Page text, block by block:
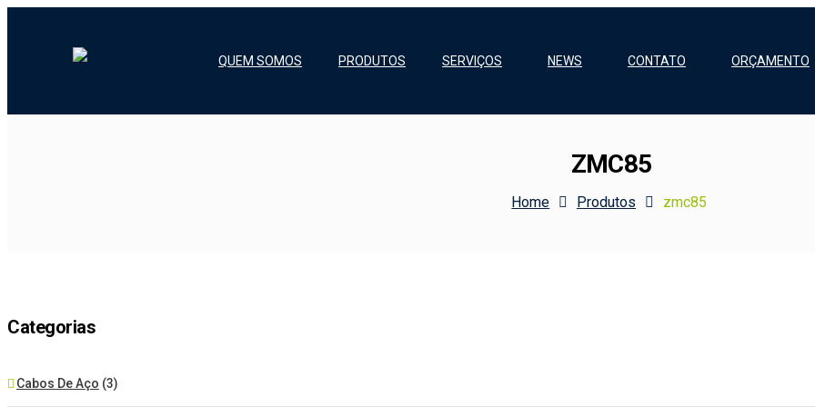
QUEM SOMOS PRODUTOS SERVIÇOS NEWS CONTATO ORÇAMENTO
ZMC85
Home Produtos zmc85
Categorias
Cabos De Aço (3)